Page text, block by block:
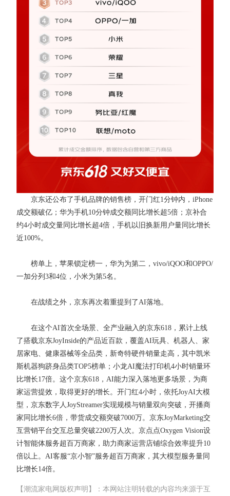
京东还公布了手机品牌的销售榜，开门红1分钟内，iPhone
成交额破亿；华为手机10分钟成交额同比增长超5倍；京补合
约4小时成交量同比增长超4倍，手机以旧换新用户量同比增长
近100%。
榜单上，苹果锁定榜一，华为为第二，vivo/iQOO和OPPO/
一加分列3和4位，小米为第5名。
在战绩之外，京东再次着重提到了AI落地。
在这个AI首次全场景、全产业融入的京东618，累计上线
了搭载京东JoyInside的产品近百款，覆盖AI玩具、机器人、家
居家电、健康器械等全品类，新奇特硬件销量走高，其中凯米
斯机器狗跻身品类TOP5榜单；小龙AI魔法打印机4小时销量环
比增长17倍。这个京东618，AI能力深入落地更多场景，为商
家运营提效，取得更好的增长。开门红4小时，依托JoyAI大模
型，京东数字人JoyStreamer实现规模与销量双向突破，开播商
家同比增长6倍，带货成交额突破7000万。京东JoyMarketing交
互营销平台交互总量突破2200万人次。京点点Oxygen Vision设
计智能体服务超百万商家，助力商家运营店铺综合效率提升10
倍以上。AI客服“京小智”服务超百万商家，其大模型服务量同
比增长14倍。
【潮流家电网版权声明】：本网站注明转载的内容均来源于互